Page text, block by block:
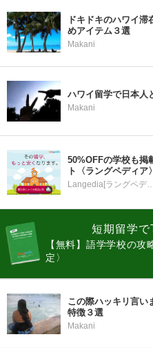
ドキドキのハワイ
めアイテム３選
Makani
ハワイ留学で日本人
Makani
50%OFFの学校も掲
ト〈ラングペディア〉
Langedia[ラン
短期留学
【無料】語学学校の
定〉
この際ハッキリ言い
特徴３選
Makani